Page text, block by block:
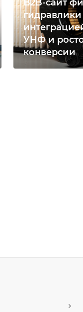
B2B-сайт
гидравлики
УНФ и
конверсии